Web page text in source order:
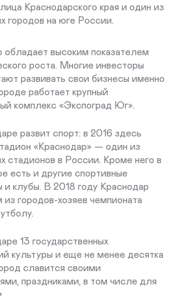
Краснодарского края и один из
городов на юге России.
обладает высоким показателем
роста. Многие инвесторы
развивать свои бизнесы именно
работает крупный
комплекс «Экспоград Юг».
развит спорт: в 2016 здесь
«Краснодар» — один из
стадионов в России. Кроме него в
есть и другие спортивные
и клубы. В 2018 году Краснодар
городов-хозяев чемпионата
13 государственных
культуры и еще не менее десятка
славится своими
праздниками, в том числе для